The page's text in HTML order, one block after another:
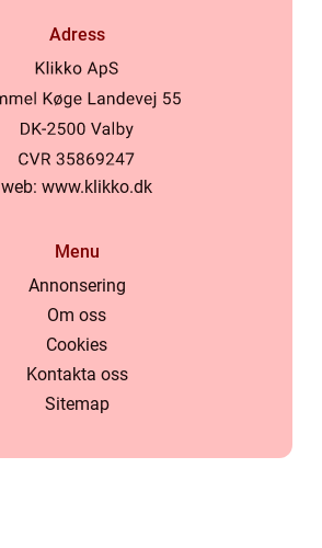
Adress
web: www.klikko.dk
Menu
Annonsering
Om oss
Cookies
Kontakta oss
Sitemap